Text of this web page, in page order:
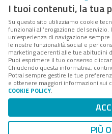
Forumpa.itè una
presso Registro della
Reg. n. 182 del 2 maggio
FPA s.r.l. è società
Coordinamento da parte di
è un'azienda certificata
Codice Fiscale/Partita IVA
n.
I tuoi contenuti, la tua
Su questo sito utilizziamo cookie
funzionali all’erogazione del
un’esperienza di navigazione
le nostre funzionalità social e per
marketing aderenti alle tue abitudini
Puoi esprimere il tuo consenso
Chiudendo questa informativa,
Potrai sempre gestire le tue
e ottenere maggiori informazioni sui
COOKIE POLICY.
PIÙ